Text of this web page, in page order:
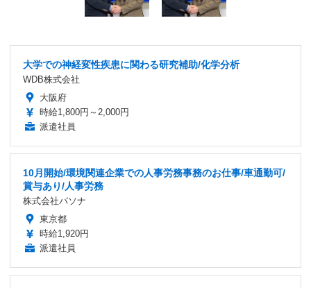
大学での神経変性疾患に関わる研究補助/化学分析
WDB株式会社
大阪府
時給1,800円～2,000円
派遣社員
10月開始/環境関連企業での人事労務事務のお仕事/車通勤可/
賞与あり/人事労務
株式会社パソナ
東京都
時給1,920円
派遣社員